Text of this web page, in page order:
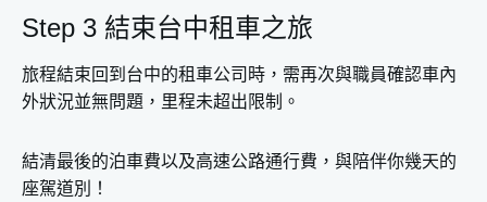
Step 3 結束台中租車之旅
旅程結束回到台中的租車公司時，需再次與職員確認車內
外狀況並無問題，里程未超出限制。
結清最後的泊車費以及高速公路通行費，與陪伴你幾天的
座駕道別！